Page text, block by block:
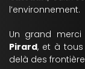
l’environnement.
Un grand merci
Pirard, et à
delà des